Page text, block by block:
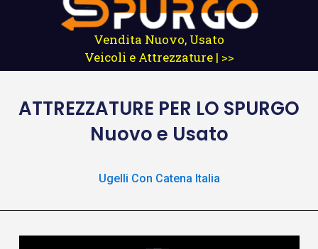
Vendita Nuovo, Usato
Veicoli e Attrezzature | >>
ATTREZZATURE PER LO SPURGO
Nuovo e Usato
Ugelli Con Catena Italia